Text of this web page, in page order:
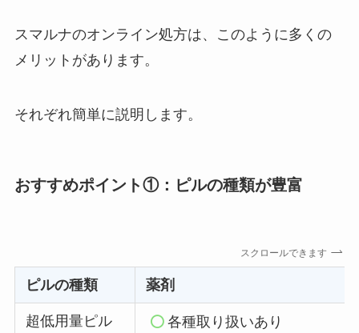
スマルナのオンライン処方は、このように多くの
メリットがあります。
それぞれ簡単に説明します。
おすすめポイント①：ピルの種類が豊富
スクロールできます
ピルの種類 薬剤
超低用量ピル 各種取り扱いあり